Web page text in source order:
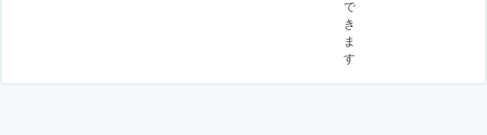
で
き
ま
す